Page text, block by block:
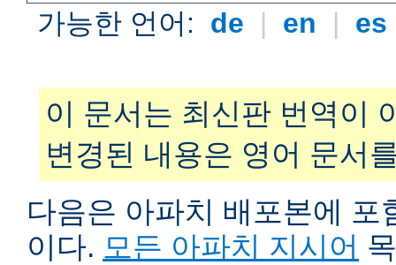
가능한 언어: de | en | es
이 문서는 최신판 번역이
변경된 내용은 영어 문서
다음은 아파치 배포본에 포
이다. 모든 아파치 지시어